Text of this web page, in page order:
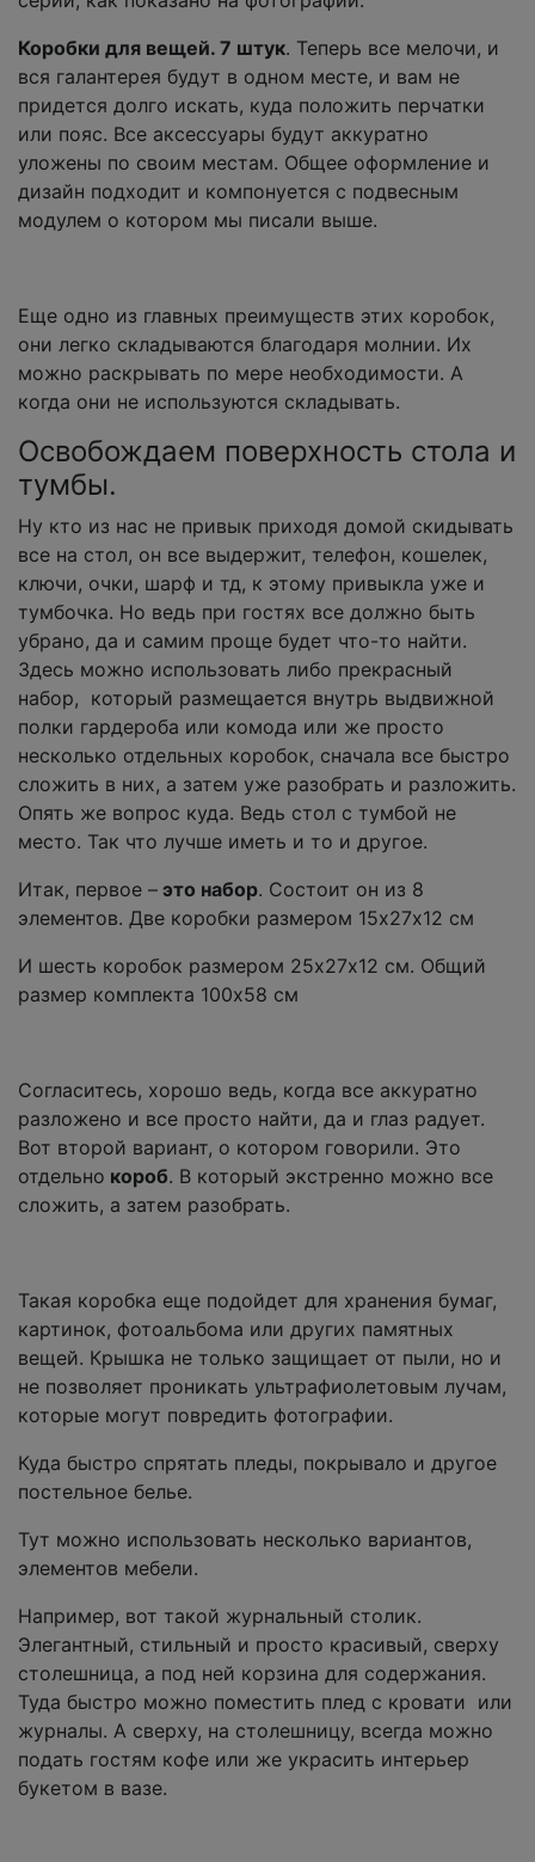
Коробки для вещей. 7 штук. Теперь все мелочи, и
вся галантерея будут в одном месте, и вам не
придется долго искать, куда положить перчатки
или пояс. Все аксессуары будут аккуратно
уложены по своим местам. Общее оформление и
дизайн подходит и компонуется с подвесным
модулем о котором мы писали выше.
Еще одно из главных преимуществ этих коробок,
они легко складываются благодаря молнии. Их
можно раскрывать по мере необходимости. А
когда они не используются складывать.
Освобождаем поверхность стола и
тумбы.
Ну кто из нас не привык приходя домой скидывать
все на стол, он все выдержит, телефон, кошелек,
ключи, очки, шарф и тд, к этому привыкла уже и
тумбочка. Но ведь при гостях все должно быть
убрано, да и самим проще будет что-то найти.
Здесь можно использовать либо прекрасный
набор, который размещается внутрь выдвижной
полки гардероба или комода или же просто
несколько отдельных коробок, сначала все быстро
сложить в них, а затем уже разобрать и разложить.
Опять же вопрос куда. Ведь стол с тумбой не
место. Так что лучше иметь и то и другое.
Итак, первое – это набор. Состоит он из 8
элементов. Две коробки размером 15х27х12 см
И шесть коробок размером 25х27х12 см. Общий
размер комплекта 100х58 см
Согласитесь, хорошо ведь, когда все аккуратно
разложено и все просто найти, да и глаз радует.
Вот второй вариант, о котором говорили. Это
отдельно короб. В который экстренно можно все
сложить, а затем разобрать.
Такая коробка еще подойдет для хранения бумаг,
картинок, фотоальбома или других памятных
вещей. Крышка не только защищает от пыли, но и
не позволяет проникать ультрафиолетовым лучам,
которые могут повредить фотографии.
Куда быстро спрятать пледы, покрывало и другое
постельное белье.
Тут можно использовать несколько вариантов,
элементов мебели.
Например, вот такой журнальный столик.
Элегантный, стильный и просто красивый, сверху
столешница, а под ней корзина для содержания.
Туда быстро можно поместить плед с кровати или
журналы. А сверху, на столешницу, всегда можно
подать гостям кофе или же украсить интерьер
букетом в вазе.